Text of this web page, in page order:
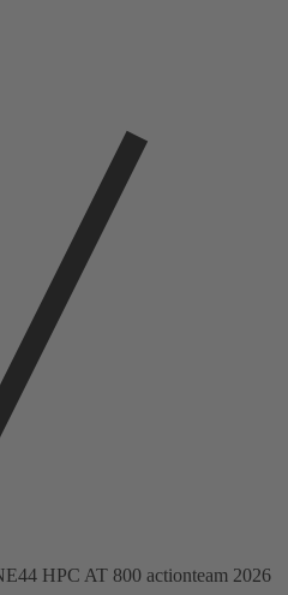
HPC AT 800 actionteam 2026